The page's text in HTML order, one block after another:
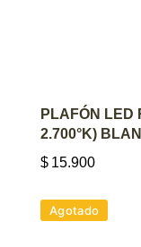
PLAFÓN LED
2.700°K)
$ 15.900
Agotado